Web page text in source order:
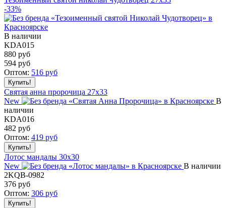
-33%
В наличии
KDA015
880 руб
594 руб
Оптом: 516 руб
Святая анна пророчица 27x33
New
В
наличии
KDA016
482 руб
Оптом: 419 руб
Лотос мандалы 30x30
New
В наличии
2KQB-0982
376 руб
Оптом: 306 руб